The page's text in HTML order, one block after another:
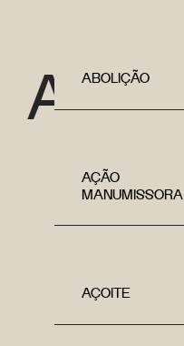
A ABOLIÇÃO
AÇÃO
MANUMISSORA
AÇOITE